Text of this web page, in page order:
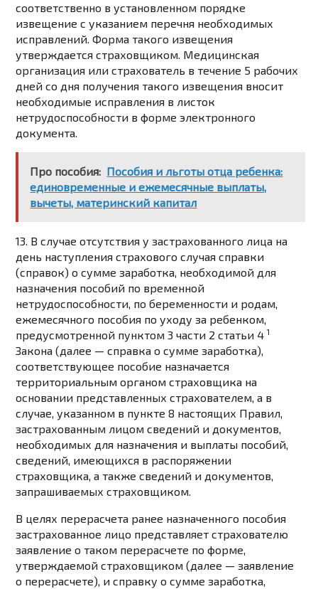
соответственно в установленном порядке
извещение с указанием перечня необходимых
исправлений.Форма такого извещения
утверждается страховщиком. Медицинская
организация или страхователь в течение 5 рабочих
дней со дня получения такого извещения вносит
необходимые исправления в листок
нетрудоспособности в форме электронного
документа.
Про пособия: Пособия и льготы отца ребенка:
единовременные и ежемесячные выплаты,
вычеты, материнский капитал
13. В случае отсутствия у застрахованного лица на
день наступления страхового случая справки
(справок) о сумме заработка, необходимой для
назначения пособий по временной
нетрудоспособности, по беременности и родам,
ежемесячного пособия по уходу за ребенком,
предусмотренной пунктом 3 части 2 статьи 4 1
Закона (далее — справка о сумме заработка),
соответствующее пособие назначается
территориальным органом страховщика на
основании представленных страхователем, а в
случае, указанном в пункте 8 настоящих Правил,
застрахованным лицом сведений и документов,
необходимых для назначения и выплаты пособий,
сведений, имеющихся в распоряжении
страховщика, а также сведений и документов,
запрашиваемых страховщиком.
В целях перерасчета ранее назначенного пособия
застрахованное лицо представляет страхователю
заявление о таком перерасчете поформе,
утверждаемой страховщиком (далее — заявление
о перерасчете), и справку о сумме заработка,